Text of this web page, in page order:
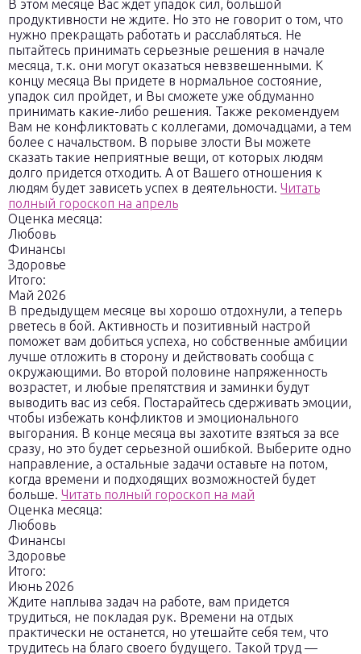
В этом месяце Вас ждет упадок сил, большой
продуктивности не ждите. Но это не говорит о том, что
нужно прекращать работать и расслабляться. Не
пытайтесь принимать серьезные решения в начале
месяца, т.к. они могут оказаться невзвешенными. К
концу месяца Вы придете в нормальное состояние,
упадок сил пройдет, и Вы сможете уже обдуманно
принимать какие-либо решения. Также рекомендуем
Вам не конфликтовать с коллегами, домочадцами, а тем
более с начальством. В порыве злости Вы можете
сказать такие неприятные вещи, от которых людям
долго придется отходить. А от Вашего отношения к
людям будет зависеть успех в деятельности. Читать
полный гороскоп на апрель
Оценка месяца:
Любовь
Финансы
Здоровье
Итого:
Май 2026
В предыдущем месяце вы хорошо отдохнули, а теперь
рветесь в бой. Активность и позитивный настрой
поможет вам добиться успеха, но собственные амбиции
лучше отложить в сторону и действовать сообща с
окружающими. Во второй половине напряженность
возрастет, и любые препятствия и заминки будут
выводить вас из себя. Постарайтесь сдерживать эмоции,
чтобы избежать конфликтов и эмоционального
выгорания. В конце месяца вы захотите взяться за все
сразу, но это будет серьезной ошибкой. Выберите одно
направление, а остальные задачи оставьте на потом,
когда времени и подходящих возможностей будет
больше. Читать полный гороскоп на май
Оценка месяца:
Любовь
Финансы
Здоровье
Итого:
Июнь 2026
Ждите наплыва задач на работе, вам придется
трудиться, не покладая рук. Времени на отдых
практически не останется, но утешайте себя тем, что
трудитесь на благо своего будущего. Такой труд —